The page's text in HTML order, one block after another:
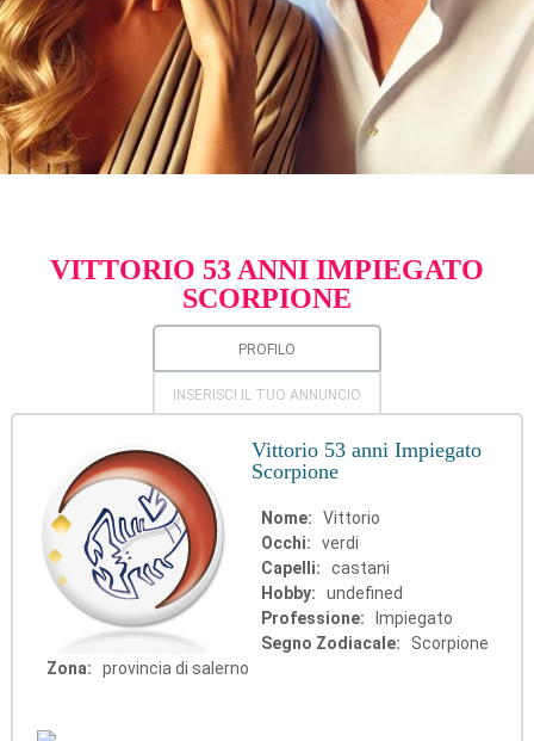
VITTORIO 53 ANNI IMPIEGATO
SCORPIONE
PROFILO
INSERISCI IL TUO ANNUNCIO
Vittorio 53 anni Impiegato
Scorpione
Nome:
Vittorio
Occhi:
verdi
Capelli:
castani
Hobby:
undefined
Professione:
Impiegato
Segno Zodiacale:
Scorpione
Zona:
provincia di salerno